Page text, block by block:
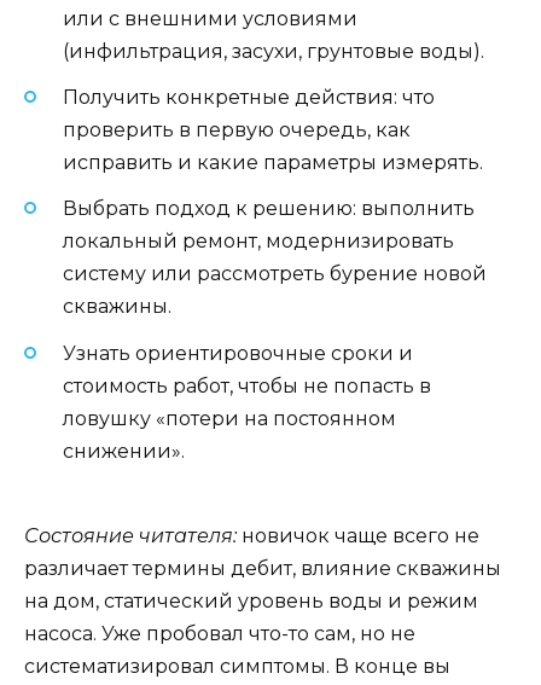
или с внешними условиями
(инфильтрация, засухи, грунтовые воды).
Получить конкретные действия: что
проверить в первую очередь, как
исправить и какие параметры измерять.
Выбрать подход к решению: выполнить
локальный ремонт, модернизировать
систему или рассмотреть бурение новой
скважины.
Узнать ориентировочные сроки и
стоимость работ, чтобы не попасть в
ловушку «потери на постоянном
снижении».
Состояние читателя:новичок чаще всего не
различает термины дебит, влияние скважины
на дом, статический уровень воды и режим
насоса. Уже пробовал что-то сам, но не
систематизировал симптомы. В конце вы